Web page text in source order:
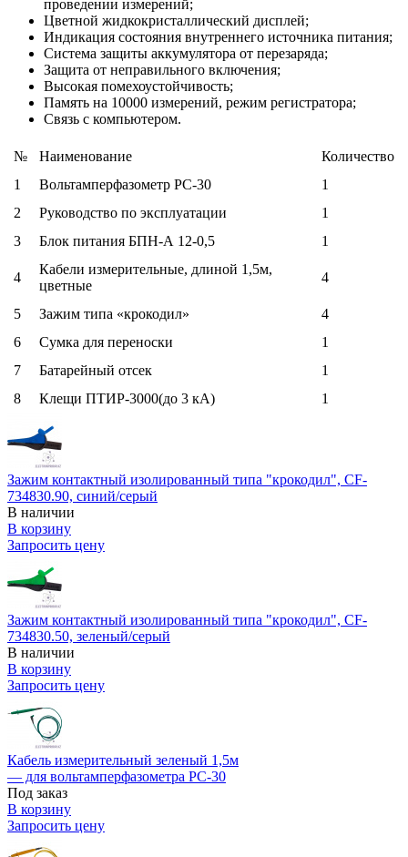
проведении измерений;
Цветной жидкокристаллический дисплей;
Индикация состояния внутреннего источника питания;
Система защиты аккумулятора от перезаряда;
Защита от неправильного включения;
Высокая помехоустойчивость;
Память на 10000 измерений, режим регистратора;
Связь с компьютером.
№ Наименование
Количество
1
Вольтамперфазометр РС-30
1
2
Руководство по эксплуатации
1
3
Блок питания БПН-А 12-0,5 1
4
Кабели измерительные, длиной 1,5м,
цветные
4
5 Зажим типа «крокодил»
4
6
Сумка для переноски
1
7
Батарейный отсек
1
8
Клещи ПТИР-3000(до 3 кА) 1
Зажим контактный изолированный типа "крокодил", CF-
734830.90, синий/серый
В наличии
В корзину
Запросить цену
Зажим контактный изолированный типа "крокодил", CF-
734830.50, зеленый/серый
В наличии
В корзину
Запросить цену
Кабель измерительный зеленый 1,5м
— для вольтамперфазометра РС-30
Под заказ
В корзину
Запросить цену